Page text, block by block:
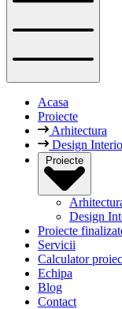
Acasa
Proiecte
Arhitectura
Design
Proiecte
Design
Proiecte
Servicii
Calculator
Echipa
Blog
Contact